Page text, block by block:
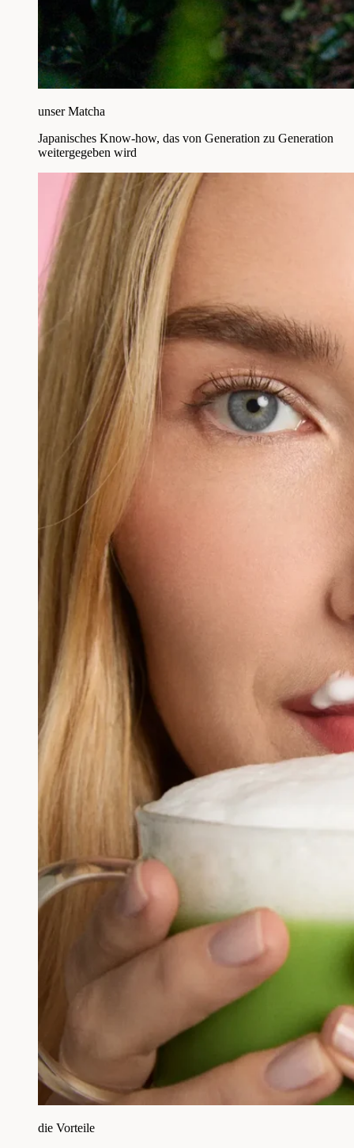
unser Matcha
Japanisches Know-how, das von Generation zu Generation
weitergegeben wird
die Vorteile